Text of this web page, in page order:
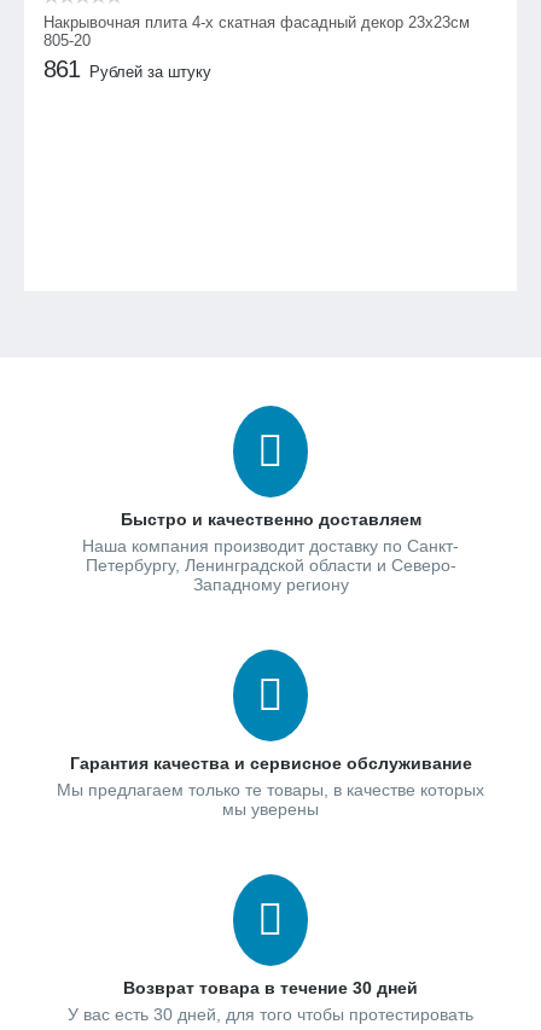
Накрывочная плита 4-х скатная фасадный декор 23х23см
805-20
861 Рублей за штуку
Быстро и качественно доставляем
Наша компания производит доставку по Санкт-
Петербургу, Ленинградской области и Северо-
Западному региону
Гарантия качества и сервисное обслуживание
Мы предлагаем только те товары, в качестве которых
мы уверены
Возврат товара в течение 30 дней
У вас есть 30 дней, для того чтобы протестировать